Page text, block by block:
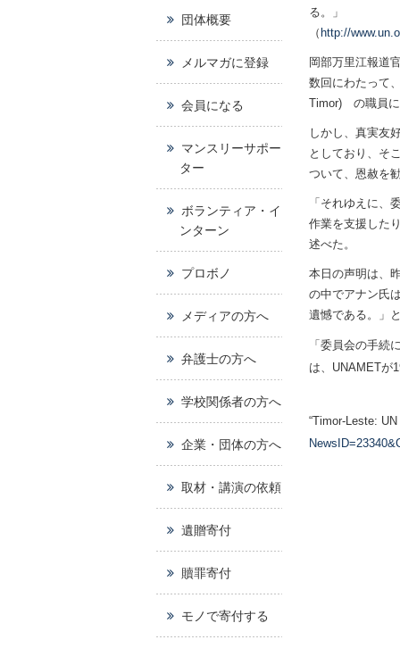
る。」
（ http://
岡部万里江報道
数回にわたって
Timor) の職員に
しかし、真実友
としており、そ
ついて、恩赦を
「それゆえに、
作業を支援した
述べた。
本日の声明は、
の中でアナン氏
遺憾である。」
「委員会の手続
は、UNAMETが
“Timor-Leste:
団体概要
メルマガに登録
会員になる
マンスリーサポー
ター
ボランティア・イ
ンターン
プロボノ
メディアの方へ
弁護士の方へ
学校関係者の方へ
企業・団体の方へ
取材・講演の依頼
遺贈寄付
贖罪寄付
モノで寄付する